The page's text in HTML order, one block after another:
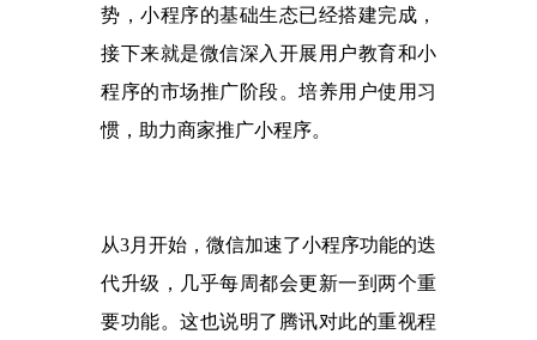
势，小程序的基础生态已经搭建完成，
接下来就是微信深入开展用户教育和小
程序的市场推广阶段。培养用户使用习
惯，助力商家推广小程序。
从3月开始，微信加速了小程序功能的迭
代升级，几乎每周都会更新一到两个重
要功能。这也说明了腾讯对此的重视程